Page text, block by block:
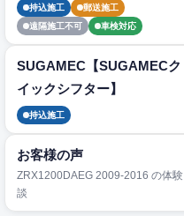
持込施工
郵送施工
遠隔施工不可
車検対応
SUGAMEC【SUGAMECク
イックシフター】
持込施工
お客様の声
ZRX1200DAEG 2009-2016 の体験
談